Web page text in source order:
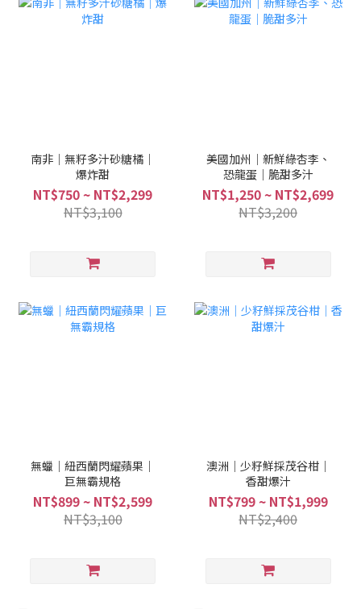
南非｜無籽多汁砂糖橘｜
爆炸甜
NT$750 ~ NT$2,299
NT$3,100
美國加州｜新鮮綠杏李、
恐龍蛋｜脆甜多汁
NT$1,250 ~ NT$2,699
NT$3,200
無蠟｜紐西蘭閃耀蘋果｜
巨無霸規格
NT$899 ~ NT$2,599
NT$3,100
澳洲｜少籽鮮採茂谷柑｜
香甜爆汁
NT$799 ~ NT$1,999
NT$2,400